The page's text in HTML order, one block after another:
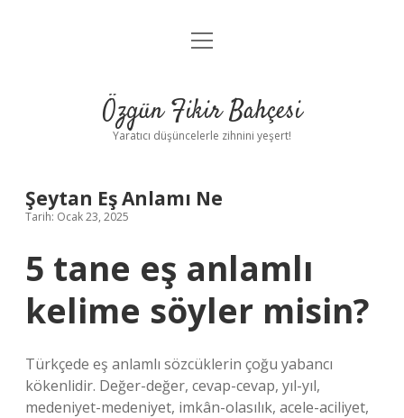
Anasayfa
Yasal Uyarı
menüyü
Özgün Fikir Bahçesi
Yaratıcı düşüncelerle zihnini yeşert!
Şeytan Eş Anlamı Ne
Tarih: Ocak 23, 2025
5 tane eş anlamlı
kelime söyler misin?
Türkçede eş anlamlı sözcüklerin çoğu yabancı
kökenlidir. Değer-değer, cevap-cevap, yıl-yıl,
medeniyet-medeniyet, imkân-olasılık, acele-aciliyet,